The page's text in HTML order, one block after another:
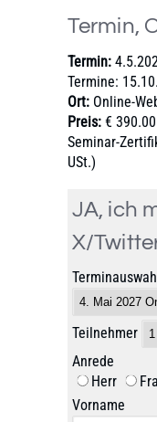
Termin,
Termin:
Termine:
Ort: Online-
Preis: €
Seminar-
USt.)
JA, ich
X/
Terminauswahl
Teilnehmer
Anrede
Herr
Vorname